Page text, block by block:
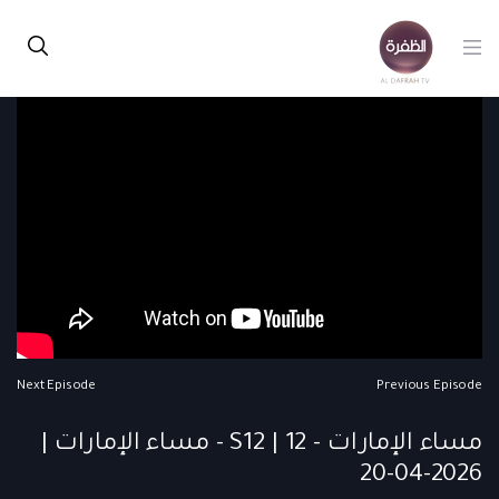
Previous Episode
Next Episode
مساء الإمارات - S12 | 12 - مساء الإمارات |
2026-04-20